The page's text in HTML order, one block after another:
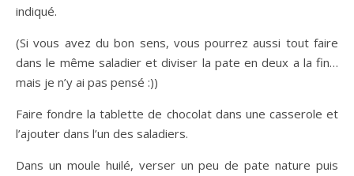
indiqué.
(Si vous avez du bon sens, vous pourrez aussi tout faire
dans le même saladier et diviser la pate en deux a la fin…
mais je n’y ai pas pensé :))
Faire fondre la tablette de chocolat dans une casserole et
l’ajouter dans l’un des saladiers.
Dans un moule huilé, verser un peu de pate nature puis